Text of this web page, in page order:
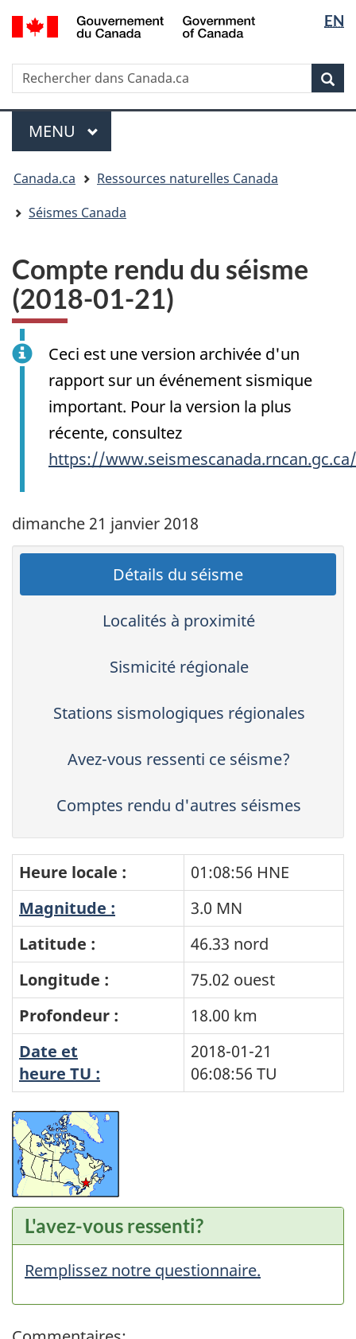
Passer
au
principal
Passer
à
sujet
du
gouvernement »
Passer
à
version
HTML
simplifiée
la
langue
EN
Rechercher
Rechercher
dans
Canada.ca
Menu
MENU PRINCIPAL
êtes
ici
Canada.ca
Ressources naturelles Canada
Séismes Canada
Compte rendu du séisme
(2018-01-21)
Ceci est une version archivée d'un
rapport sur un événement sismique
important. Pour la version la plus
récente, consultez
https://
dimanche 21 janvier 2018
Détails du séisme
Localités à proximité
Sismicité régionale
Stations sismologiques régionales
Avez-vous ressenti ce séisme?
Comptes rendu d'autres séismes
Heure locale :
01:08:56 HNE
Magnitude :
3.0 MN
Latitude :
46.33 nord
Longitude :
75.02 ouest
Profondeur :
18.00 km
Date et
heure TU :
2018-01-21
06:08:56 TU
L'avez-vous ressenti?
Remplissez notre questionnaire.